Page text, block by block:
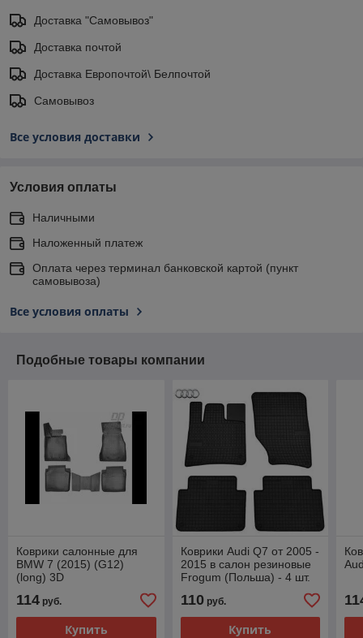
Доставка "Самовывоз"
Доставка почтой
Доставка Европочтой\ Белпочтой
Самовывоз
Все условия доставки
Условия оплаты
Наличными
Наложенный платеж
Оплата через терминал банковской картой (пункт
самовывоза)
Все условия оплаты
Подобные товары компании
Коврики салонные для
BMW 7 (2015) (G12)
(long) 3D
114 руб.
Купить
Коврики Audi Q7 от 2005 -
2015 в салон резиновые
Frogum (Польша) - 4 шт.
110руб.
Купить